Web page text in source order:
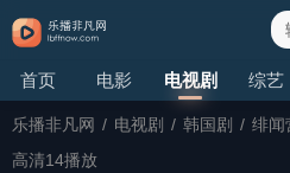
首页 电影 电视剧 综艺
乐播非凡网 / 电视剧 / 韩国剧 / 绯闻
高清14播放